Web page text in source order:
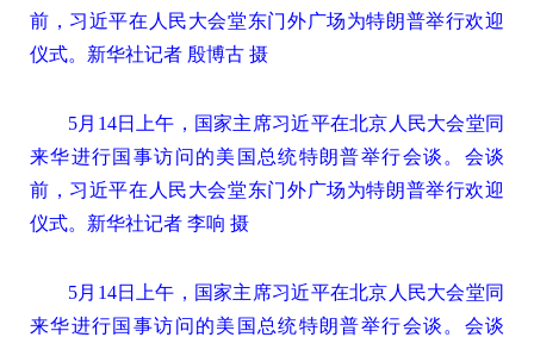
前，习近平在人民大会堂东门外广场为特朗普举行欢迎
仪式。新华社记者 殷博古 摄
5月14日上午，国家主席习近平在北京人民大会堂同
来华进行国事访问的美国总统特朗普举行会谈。会谈
前，习近平在人民大会堂东门外广场为特朗普举行欢迎
仪式。新华社记者 李响 摄
5月14日上午，国家主席习近平在北京人民大会堂同
来华进行国事访问的美国总统特朗普举行会谈。会谈